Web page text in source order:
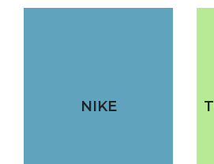
NIKE